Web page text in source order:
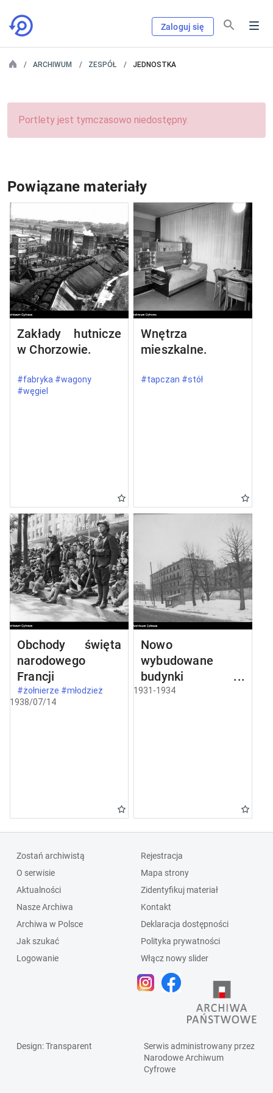
Zaloguj się
ARCHIWUM ZESPÓŁ JEDNOSTKA
Portlety jest tymczasowo niedostępny.
Powiązane materiały
Zakłady hutnicze
w Chorzowie.
#fabryka #wagony
#węgiel
Wnętrza
mieszkalne.
#tapczan #stół
Obchody święta
narodowego
Francji
#żołnierze #młodzież
1938/07/14
Nowo
wybudowane
budynki w
Częstochowie
1931-1934
Zostań archiwistą
O serwisie
Aktualności
Nasze Archiwa
Archiwa w Polsce
Jak szukać
Logowanie
Rejestracja
Mapa strony
Zidentyfikuj materiał
Kontakt
Deklaracja dostępności
Polityka prywatności
Włącz nowy slider
Design: Transparent
Serwis administrowany przez
Narodowe Archiwum
Cyfrowe